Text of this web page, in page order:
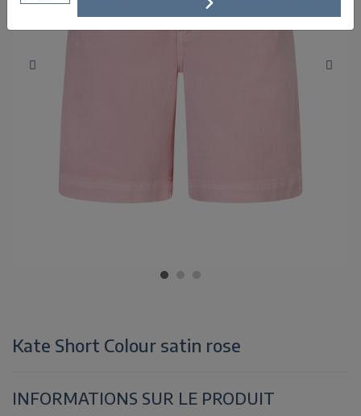
Kate Short Colour satin rose
INFORMATIONS SUR LE PRODUIT